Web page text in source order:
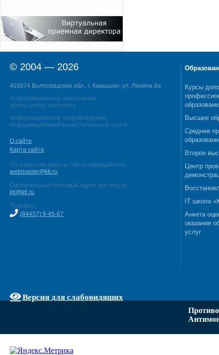
© 2004 — 2026
403874 Волгоградская обл., г. Камышин, ул. Ленина 6а
Информационное наполнение:
пресс–центр института
Информационное сопровождение:
информационный вычислительный центр
О сайте
Карта сайта
По вопросам работы сайта обращайтесь:
webmaster@kti.ru
Официальный почтовый адрес института:
kti@kti.ru
Телефон:
(84457) 9-45-67
Версия для слабовидящих
Курсы
Высшее
Среднее
Второе
Центр
IT школа
Анкета
оказания
услуг